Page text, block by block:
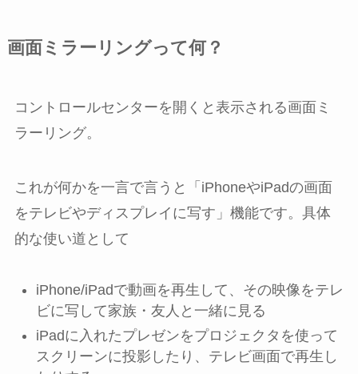
画面ミラーリングって何？
コントロールセンターを開くと表示される画面ミ
ラーリング。
これが何かを一言で言うと「iPhoneやiPadの画面
をテレビやディスプレイに写す」機能です。具体
的な使い道として
iPhone/iPadで動画を再生して、その映像をテレ
ビに写して家族・友人と一緒に見る
iPadに入れたプレゼンをプロジェクタを使って
スクリーンに投影したり、テレビ画面で再生し